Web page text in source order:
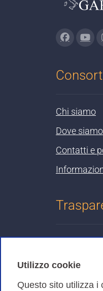
Utilizzo cookie
Questo sito utilizza i
Chi siamo
Dove siamo
Contatti e
Cookies